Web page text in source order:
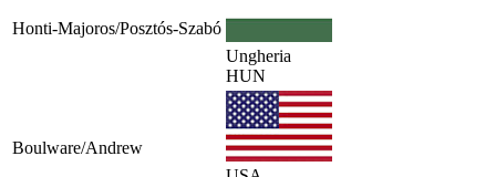
Honti-Majoros/Posztós-Szabó
Ungheria
HUN
Boulware/Andrew